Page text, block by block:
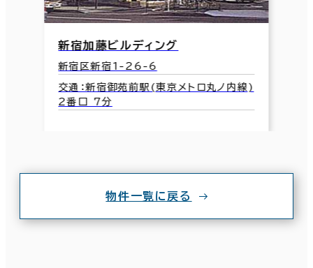
新宿加藤ビルディング
新宿区新宿1-26-6
交通：新宿御苑前駅(東京メトロ丸ノ内線)
2番口 7分
物件一覧に戻る